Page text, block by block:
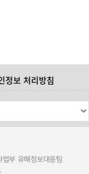
정보 처리방침
부 유해정보대응팀